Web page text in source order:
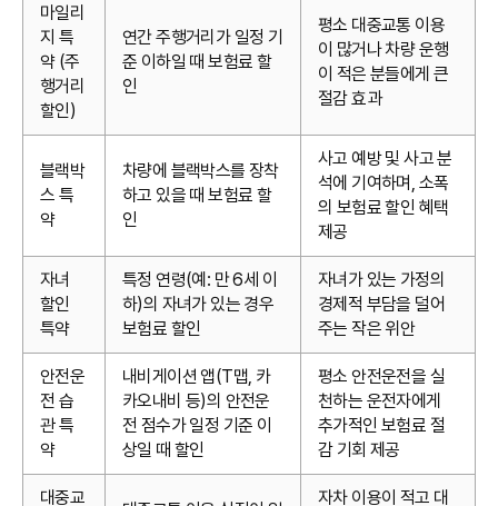
마일리
지 특
약 (주
행거리
할인)
연간 주행거리가 일정 기
준 이하일 때 보험료 할
인
평소 대중교통 이용
이 많거나 차량 운행
이 적은 분들에게 큰
절감 효과
블랙박
스 특
약
차량에 블랙박스를 장착
하고 있을 때 보험료 할
인
사고 예방 및 사고 분
석에 기여하며, 소폭
의 보험료 할인 혜택
제공
자녀
할인
특약
특정 연령(예: 만 6세 이
하)의 자녀가 있는 경우
보험료 할인
자녀가 있는 가정의
경제적 부담을 덜어
주는 작은 위안
안전운
전 습
관 특
약
내비게이션 앱(T맵, 카
카오내비 등)의 안전운
전 점수가 일정 기준 이
상일 때 할인
평소 안전운전을 실
천하는 운전자에게
추가적인 보험료 절
감 기회 제공
대중교 자차 이용이 적고 대